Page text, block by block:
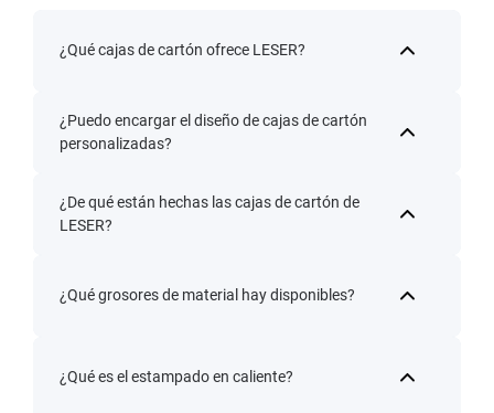
¿Qué cajas de cartón ofrece LESER?
¿Puedo encargar el diseño de cajas de cartón
personalizadas?
¿De qué están hechas las cajas de cartón de
LESER?
¿Qué grosores de material hay disponibles?
¿Qué es el estampado en caliente?